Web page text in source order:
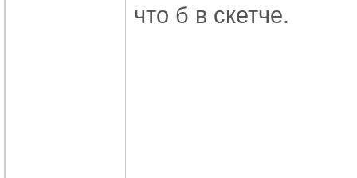
что б в скетче.